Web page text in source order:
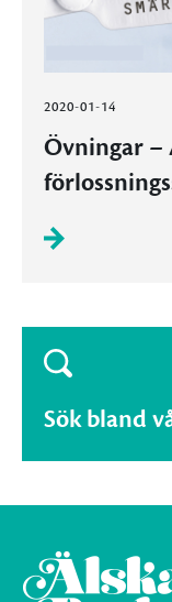
2020-01-14
Övningar –
Sök bland